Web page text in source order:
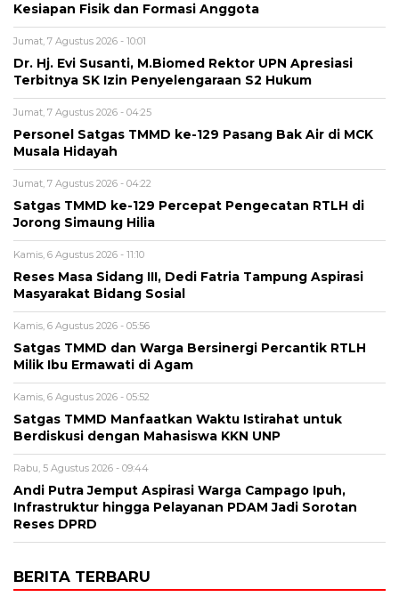
Kesiapan Fisik dan Formasi Anggota
Jumat, 7 Agustus 2026 - 10:01
Dr. Hj. Evi Susanti, M.Biomed Rektor UPN Apresiasi
Terbitnya SK Izin Penyelengaraan S2 Hukum
Jumat, 7 Agustus 2026 - 04:25
Personel Satgas TMMD ke-129 Pasang Bak Air di MCK
Musala Hidayah
Jumat, 7 Agustus 2026 - 04:22
Satgas TMMD ke-129 Percepat Pengecatan RTLH di
Jorong Simaung Hilia
Kamis, 6 Agustus 2026 - 11:10
Reses Masa Sidang III, Dedi Fatria Tampung Aspirasi
Masyarakat Bidang Sosial
Kamis, 6 Agustus 2026 - 05:56
Satgas TMMD dan Warga Bersinergi Percantik RTLH
Milik Ibu Ermawati di Agam
Kamis, 6 Agustus 2026 - 05:52
Satgas TMMD Manfaatkan Waktu Istirahat untuk
Berdiskusi dengan Mahasiswa KKN UNP
Rabu, 5 Agustus 2026 - 09:44
Andi Putra Jemput Aspirasi Warga Campago Ipuh,
Infrastruktur hingga Pelayanan PDAM Jadi Sorotan
Reses DPRD
BERITA TERBARU